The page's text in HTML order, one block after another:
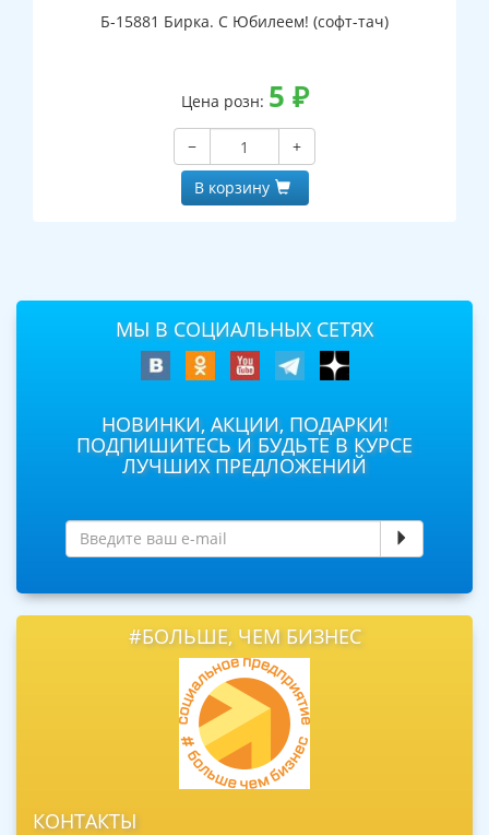
Б-15881 Бирка. С Юбилеем! (софт-тач)
Цена розн: 5 ₽
−
+
В корзину
МЫ В СОЦИАЛЬНЫХ СЕТЯХ
НОВИНКИ, АКЦИИ, ПОДАРКИ!
ПОДПИШИТЕСЬ И БУДЬТЕ В КУРСЕ
ЛУЧШИХ ПРЕДЛОЖЕНИЙ
#БОЛЬШЕ, ЧЕМ БИЗНЕС
КОНТАКТЫ